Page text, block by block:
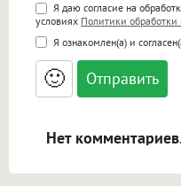
Поддержка HTML
<b>, <strong>, <u>,
<small>, <sup>,
<blockquote>,
адреса URL
ссылками, и
Я даю согласие на
условиях Политики
Я ознакомлен(а) и
🙂
Нет